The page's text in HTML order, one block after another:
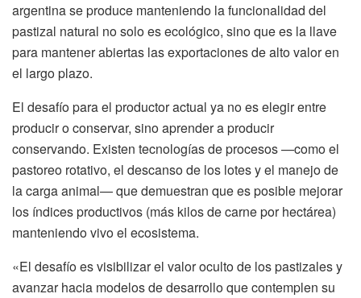
argentina se produce manteniendo la funcionalidad del
pastizal natural no solo es ecológico, sino que es la llave
para mantener abiertas las exportaciones de alto valor en
el largo plazo.
El desafío para el productor actual ya no es elegir entre
producir o conservar, sino aprender a producir
conservando. Existen tecnologías de procesos —como el
pastoreo rotativo, el descanso de los lotes y el manejo de
la carga animal— que demuestran que es posible mejorar
los índices productivos (más kilos de carne por hectárea)
manteniendo vivo el ecosistema.
«El desafío es visibilizar el valor oculto de los pastizales y
avanzar hacia modelos de desarrollo que contemplen su